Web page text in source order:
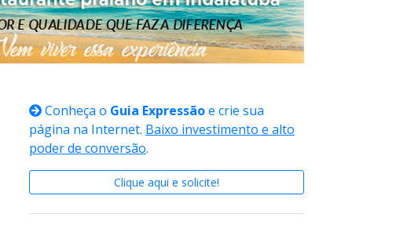
Conheça o Guia Expressãoe crie sua
página na Internet. Baixo investimento e alto
poder de conversão.
Clique aqui e solicite!